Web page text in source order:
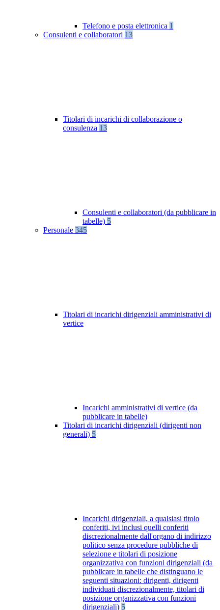
Telefono e posta elettronica 1
Consulenti e collaboratori 13
Titolari di incarichi di collaborazione o
consulenza 13
Consulenti e collaboratori (da pubblicare in
tabelle) 5
Personale 345
Titolari di incarichi dirigenziali amministrativi di
vertice
Incarichi amministrativi di vertice (da
pubblicare in tabelle)
Titolari di incarichi dirigenziali (dirigenti non
generali) 5
Incarichi dirigenziali, a qualsiasi titolo
conferiti, ivi inclusi quelli conferiti
discrezionalmente dall'organo di indirizzo
politico senza procedure pubbliche di
selezione e titolari di posizione
organizzativa con funzioni dirigenziali (da
pubblicare in tabelle che distinguano le
seguenti situazioni: dirigenti, dirigenti
individuati discrezionalmente, titolari di
posizione organizzativa con funzioni
dirigenziali) 5